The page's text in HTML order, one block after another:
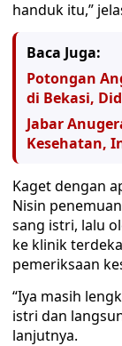
handuk itu,”
Baca Juga:
Potongan
di Bekasi,
Jabar
Kesehatan,
Kaget dengan
Nisin
sang istri, lalu
ke klinik
pemeriksaan
“Iya masih
istri dan
lanjutnya.